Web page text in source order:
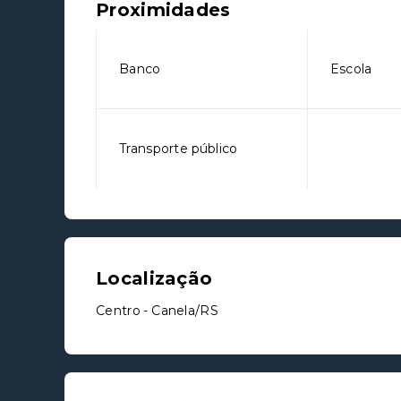
Proximidades
Banco Escola
Transporte público
Localização
Centro - Canela/RS